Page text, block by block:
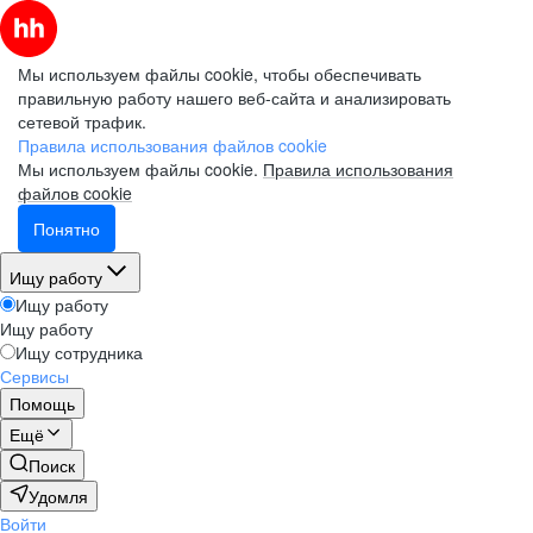
Мы используем файлы cookie, чтобы обеспечивать
правильную работу нашего веб-сайта и анализировать
сетевой трафик.
Правила использования файлов cookie
Мы используем файлы cookie. Правила использования
файлов cookie
Понятно
Ищу работу
Ищу работу
Ищу работу
Ищу сотрудника
Сервисы
Помощь
Ещё
Поиск
Удомля
Войти